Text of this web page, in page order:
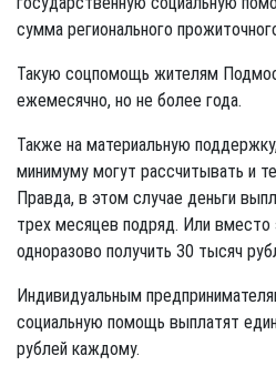
сумма регионального
Такую соцпомощь жителям
ежемесячно, но не более года.
Также на материальную
минимуму могут рассчитывать и
Правда, в этом случае деньги
трех месяцев подряд. Или
одноразово получить 30 тысяч
Индивидуальным
социальную помощь выплатят
рублей каждому.